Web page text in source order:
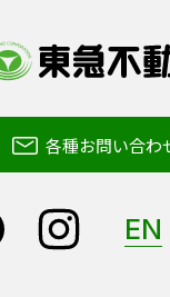
各種お問い合わ
EN